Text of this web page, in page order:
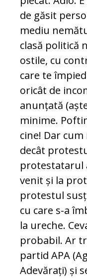
de găsit
mediu
clasă politică
ostile, cu
care te
oricât de
anunțată
minime.
cine! Dar
decât
protestatarul
venit și la
protestul
cu care s-a
la ureche.
probabil. Ar
partid APA
Adevărați) și